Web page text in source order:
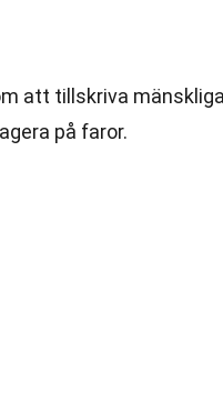
att tillskriva mänskliga
på faror.